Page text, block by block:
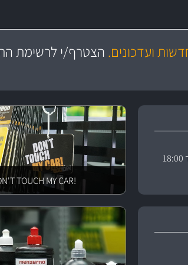
מחלקת המסננים שלנו עשירה וכוללת מסננים מקוריים ומסננים של MANN ו- MAHLE
יותר מ- 400 מוצרי טיפוח לרכב
בקרו במחלקת מוצרי
מקצועיות
ושירות מצויין ועדכונים. הצטרף/י לרשימת
!DON'T TOUCH MY CAR